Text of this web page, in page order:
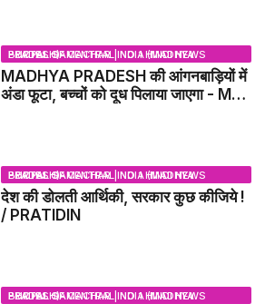
BHOPAL SAMACHAR | NO 1 HINDI NEWS PORTAL OF CENTRAL INDIA (MADHYA PRADESH)
MADHYA PRADESH की आंगनबाड़ियों में
अंडा फूटा, बच्चों को दूध पिलाया जाएगा - MP
BHOPAL SAMACHAR | NO 1 HINDI NEWS PORTAL OF CENTRAL INDIA (MADHYA PRADESH)
देश की डोलती आर्थिकी, सरकार कुछ कीजिये !
/ PRATIDIN
BHOPAL SAMACHAR | NO 1 HINDI NEWS PORTAL OF CENTRAL INDIA (MADHYA PRADESH)